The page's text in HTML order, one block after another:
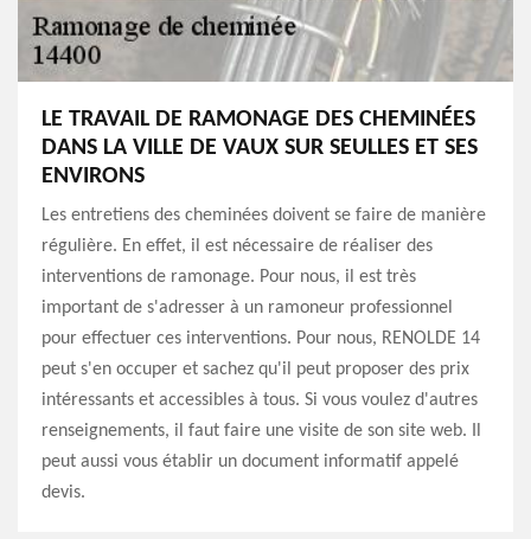
LE TRAVAIL DE RAMONAGE DES CHEMINÉES
DANS LA VILLE DE VAUX SUR SEULLES ET SES
ENVIRONS
Les entretiens des cheminées doivent se faire de manière
régulière. En effet, il est nécessaire de réaliser des
interventions de ramonage. Pour nous, il est très
important de s'adresser à un ramoneur professionnel
pour effectuer ces interventions. Pour nous, RENOLDE 14
peut s'en occuper et sachez qu'il peut proposer des prix
intéressants et accessibles à tous. Si vous voulez d'autres
renseignements, il faut faire une visite de son site web. Il
peut aussi vous établir un document informatif appelé
devis.